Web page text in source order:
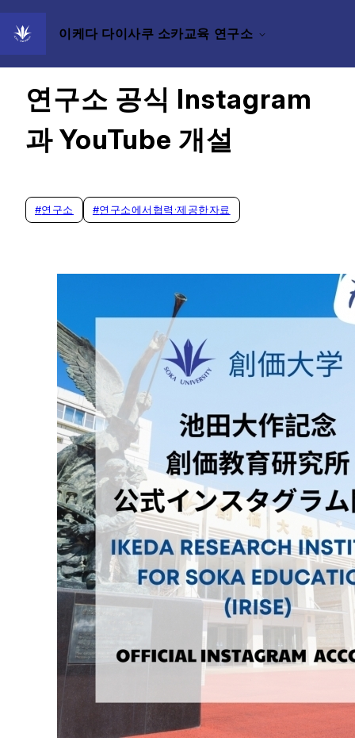
이케다 다이사쿠 소카교육 연구소
2022/06/03
연구소 공식 Instagram
과 YouTube 개설
#연구소 #연구소에서협력·제공한자료